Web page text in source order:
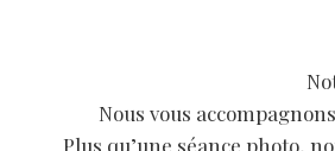
Nous vous
Plus qu’une séance photo,